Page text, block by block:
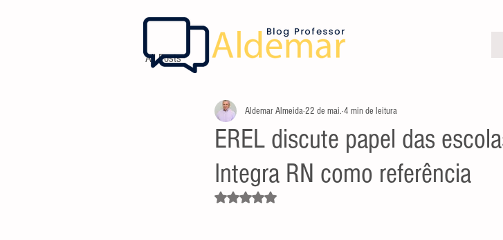
All Posts
EREL discute papel das
Integra RN como referência
Aldemar Almeida22 de mai. 4 min de leitura
Avaliado com NaN de 5 estrelas.